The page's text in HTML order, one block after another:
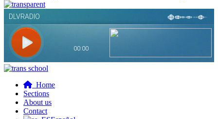
Home
Sections
About us
Contact